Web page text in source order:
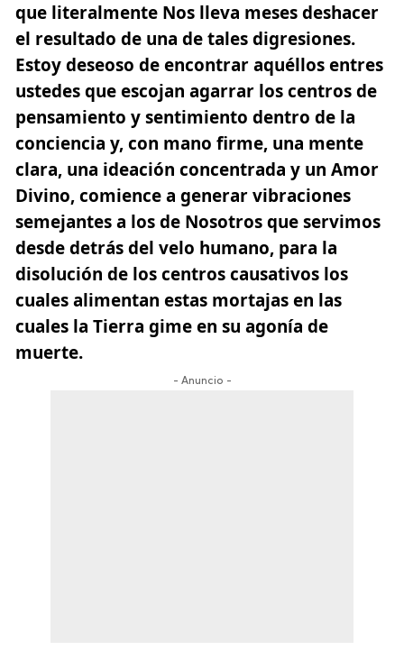
que literalmente Nos lleva meses deshacer
el resultado de una de tales digresiones.
Estoy deseoso de encontrar aquéllos entres
ustedes que escojan agarrar los centros de
pensamiento y sentimiento dentro de la
conciencia y, con mano firme, una mente
clara, una ideación concentrada y un Amor
Divino, comience a generar vibraciones
semejantes a los de Nosotros que servimos
desde detrás del velo humano, para la
disolución de los centros causativos los
cuales alimentan estas mortajas en las
cuales la Tierra gime en su agonía de
muerte.
- Anuncio -